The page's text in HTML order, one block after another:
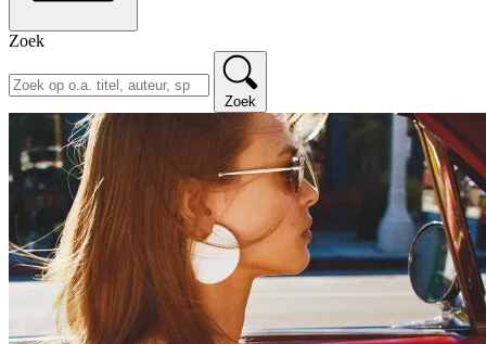
Zoek
Zoek